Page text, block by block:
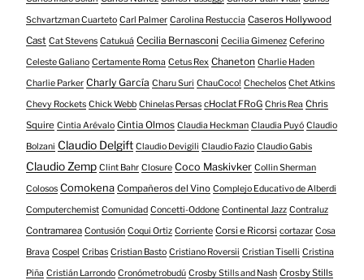
Schvartzman Cuarteto Carl Palmer Carolina Restuccia Caseros Hollywood
Cast Cat Stevens Catukuá Cecilia Bernasconi Cecilia Gimenez Ceferino
Celeste Galiano Certamente Roma Cetus Rex Chaneton Charlie Haden
Charlie Parker Charly García Charu Suri ChauCoco! Chechelos Chet Atkins
Chevy Rockets Chick Webb Chinelas Persas cHoclat FRoG Chris Rea Chris
Squire Cintia Arévalo Cintia Olmos Claudia Heckman Claudia Puyó Claudio
Bolzani Claudio Delgift Claudio Devigili Claudio Fazio Claudio Gabis
Claudio Zemp Clint Bahr Closure Coco Maskivker Collin Sherman
Colosos Comokena Compañeros del Vino Complejo Educativo de Alberdi
Computerchemist Comunidad Concetti-Oddone Continental Jazz Contraluz
Contramarea Contusión Coqui Ortiz Corriente Corsi e Ricorsi cortazar Cosa
Brava Cospel Cribas Cristian Basto Cristiano Roversii Cristian Tiselli Cristina
Piña Cristián Larrondo Cronómetrobudú Crosby Stills and Nash Crosby Stills